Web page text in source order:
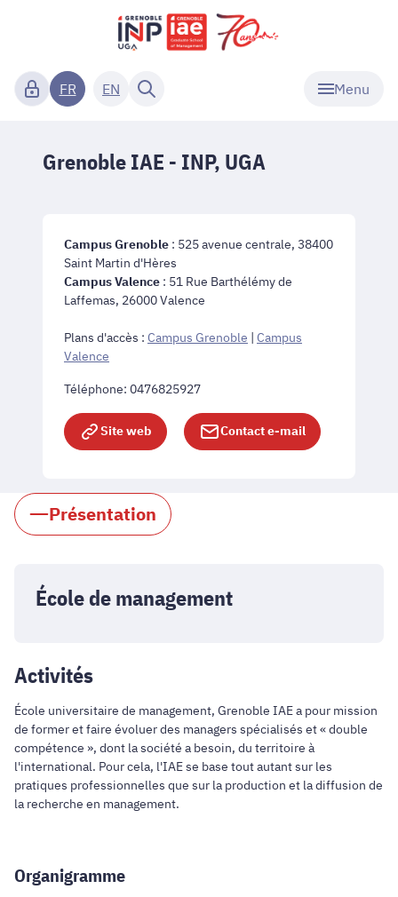
Menu
FR EN
Campus Grenoble : 525 avenue centrale, 38400
Saint Martin d'Hères
Campus Valence : 51 Rue Barthélémy de
Laffemas, 26000 Valence
Plans d'accès : Campus Grenoble | Campus
Valence
Téléphone: 0476825927
Site web Contact e-mail
Grenoble IAE - INP, UGA
Présentation
École de management
Activités
École universitaire de management, Grenoble IAE a pour mission
de former et faire évoluer des managers spécialisés et « double
compétence », dont la société a besoin, du territoire à
l'international. Pour cela, l'IAE se base tout autant sur les
pratiques professionnelles que sur la production et la diffusion de
la recherche en management.
Organigramme